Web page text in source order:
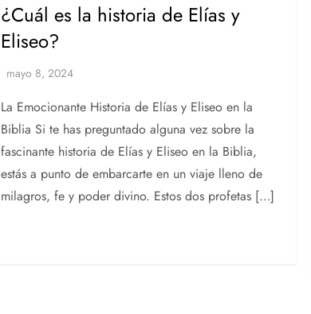
¿Cuál es la historia de Elías y
Eliseo?
La Emocionante Historia de Elías y Eliseo en la
Biblia Si te has preguntado alguna vez sobre la
fascinante historia de Elías y Eliseo en la Biblia,
estás a punto de embarcarte en un viaje lleno de
milagros, fe y poder divino. Estos dos profetas […]